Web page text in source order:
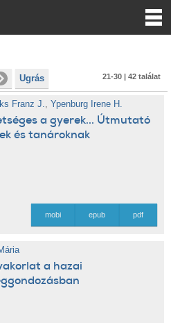
Ugrás 21-30 | 42 találat
Franz J.,Ypenburg Irene H.
a gyerek... Útmutató
és tanároknak
pdf
epub
mobi
a hazai